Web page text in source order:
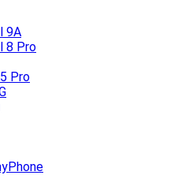
9A
8 Pro
Pro